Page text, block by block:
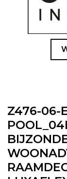
Z476-06-